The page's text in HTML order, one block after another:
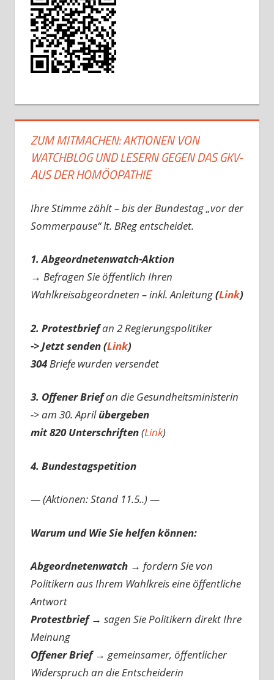
ZUM MITMACHEN: AKTIONEN VON
WATCHBLOG UND LESERN GEGEN DAS GKV-
AUS DER HOMÖOPATHIE
Ihre Stimme zählt – bis der Bundestag „vor der
Sommerpause“ lt. BReg entscheidet.
1. Abgeordnetenwatch-Aktion
→ Befragen Sie öffentlich Ihren
Wahlkreisabgeordneten – inkl. Anleitung(Link)
2. Protestbriefan 2 Regierungspolitiker
-> Jetzt senden (Link)
304Briefe wurden versendet
3. Offener Briefan die Gesundheitsministerin
-> am 30. Aprilübergeben
mit 820 Unterschriften(Link)
4. Bundestagspetition
— (Aktionen: Stand 11.5..) —
Warum und Wie Sie helfen können:
Abgeordnetenwatch → fordern Sie von
Politikern aus Ihrem Wahlkreis eine öffentliche
Antwort
Protestbrief → sagen Sie Politikern direkt Ihre
Meinung
Offener Brief → gemeinsamer, öffentlicher
Widerspruch an die Entscheiderin